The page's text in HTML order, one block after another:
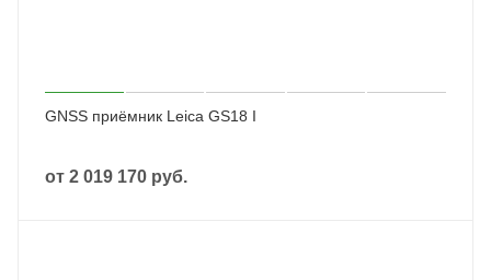
GNSS приёмник Leica GS18 I
от 2 019 170 руб.